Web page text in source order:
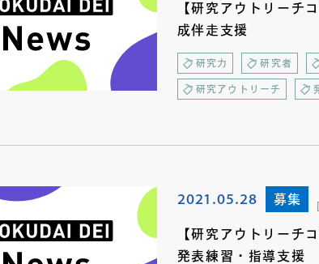
【研究アウトリーチ
成伴走支援
研究力 研究者
研究アウトリーチ
2021.05.28 募集
【研究アウトリーチ
発表練習・指導支援